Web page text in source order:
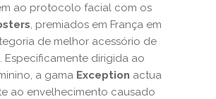
ao protocolo facial com os
, premiados em França em
de melhor acessório de
Especificamente dirigida ao
a gama Exception actua
ao envelhecimento causado